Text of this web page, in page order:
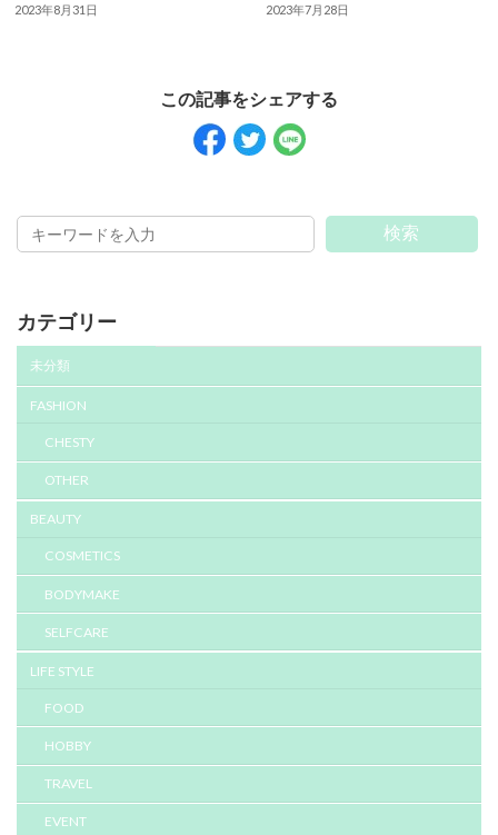
2023年8月31日 2023年7月28日
検索
カテゴリー
未分類
FASHION
CHESTY
OTHER
BEAUTY
COSMETICS
BODYMAKE
SELFCARE
LIFE STYLE
FOOD
HOBBY
TRAVEL
EVENT